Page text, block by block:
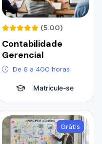
(5.00)
Contabilidade
Gerencial
De 6 a 400 horas
Matricule-se
Grátis